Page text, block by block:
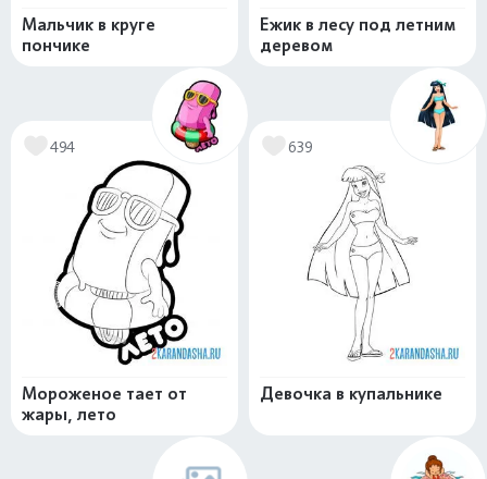
Мальчик в круге
пончике
Ежик в лесу под летним
деревом
494
Мороженое тает от
жары, лето
639
Девочка в купальнике